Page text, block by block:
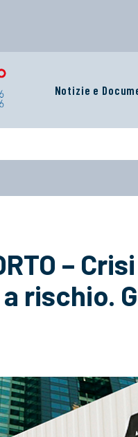
Notizie e
–
rischio.